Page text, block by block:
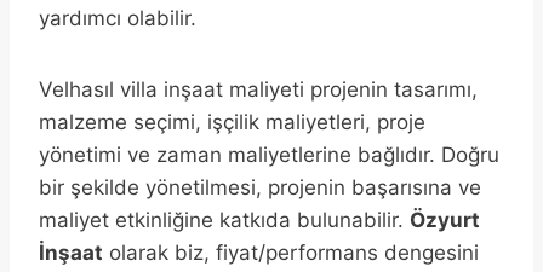
yardımcı olabilir.
Velhasıl villa inşaat maliyeti projenin tasarımı,
malzeme seçimi, işçilik maliyetleri, proje
yönetimi ve zaman maliyetlerine bağlıdır. Doğru
bir şekilde yönetilmesi, projenin başarısına ve
maliyet etkinliğine katkıda bulunabilir. Özyurt
İnşaat olarak biz, fiyat/performans dengesini